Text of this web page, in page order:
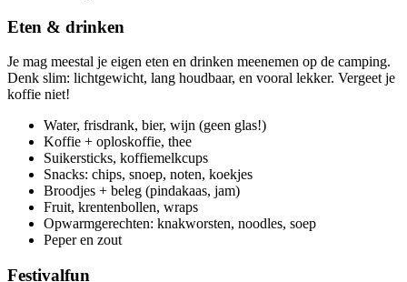
Eten & drinken
Je mag meestal je eigen eten en drinken meenemen op de camping.
Denk slim: lichtgewicht, lang houdbaar, en vooral lekker. Vergeet je
koffie niet!
Water, frisdrank, bier, wijn (geen glas!)
Koffie + oploskoffie, thee
Suikersticks, koffiemelkcups
Snacks: chips, snoep, noten, koekjes
Broodjes + beleg (pindakaas, jam)
Fruit, krentenbollen, wraps
Opwarmgerechten: knakworsten, noodles, soep
Peper en zout
Festivalfun